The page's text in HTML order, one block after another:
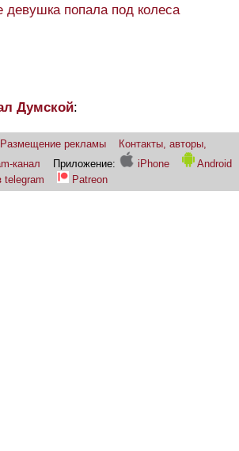
попала под колеса
Думской:
Размещение рекламы
Контакты, авторы,
канал Приложение: iPhone
Android
telegram
Patreon